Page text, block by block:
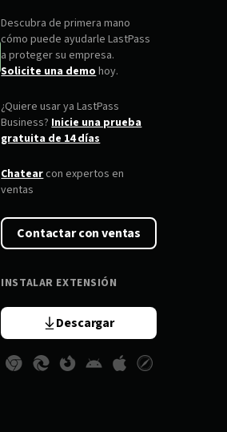
Descubra de primera mano
cómo puede ayudarle LastPass
a proteger su empresa.
Solicite una demohoy.
¿Quiere usar ya LastPass
Business?Inicie una prueba
gratuita de 14 días
Chatearcon expertos en
ventas
Contactar con ventas
INSTALAR EXTENSIÓN
Descargar